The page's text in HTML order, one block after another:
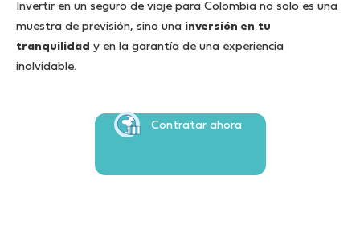
Invertir en un seguro de viaje para Colombia no solo es una
muestra de previsión, sino una inversión en tu
tranquilidad y en la garantía de una experiencia
inolvidable.
Contratar ahora